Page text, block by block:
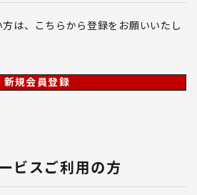
は、こちらから登録をお願いいたし
新規会員登録
ビスご利用の方